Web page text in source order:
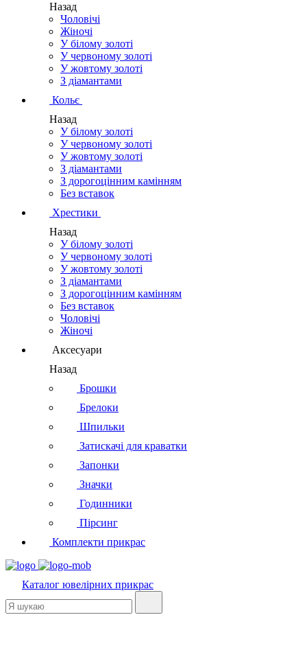
Назад
Чоловічі
Жіночі
У білому золоті
У червоному золоті
У жовтому золоті
З діамантами
Кольє
Назад
У білому золоті
У червоному золоті
У жовтому золоті
З діамантами
З дорогоцінним камінням
Без вставок
Хрестики
Назад
У білому золоті
У червоному золоті
У жовтому золоті
З діамантами
З дорогоцінним камінням
Без вставок
Чоловічі
Жіночі
Аксесуари
Назад
Брошки
Брелоки
Шпильки
Затискачі для краватки
Запонки
Значки
Годинники
Пірсинг
Комплекти прикрас
Каталог ювелірних прикрас